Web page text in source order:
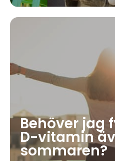
Behöver jag
D-vitamin
sommaren?